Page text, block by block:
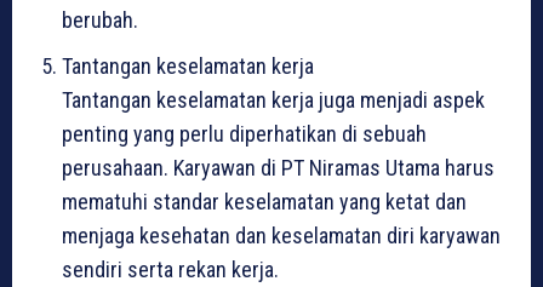
berubah.
Tantangan keselamatan kerja
Tantangan keselamatan kerja juga menjadi aspek
penting yang perlu diperhatikan di sebuah
perusahaan. Karyawan di PT Niramas Utama harus
mematuhi standar keselamatan yang ketat dan
menjaga kesehatan dan keselamatan diri karyawan
sendiri serta rekan kerja.